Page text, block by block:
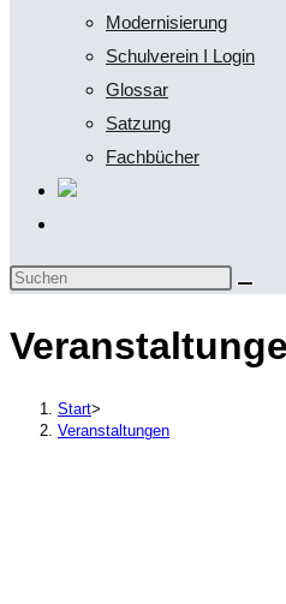
Modernisierung
Schulverein I Login
Glossar
Satzung
Fachbücher
umschalten
Diese
durchsuchen
Start>
Veranstaltungen